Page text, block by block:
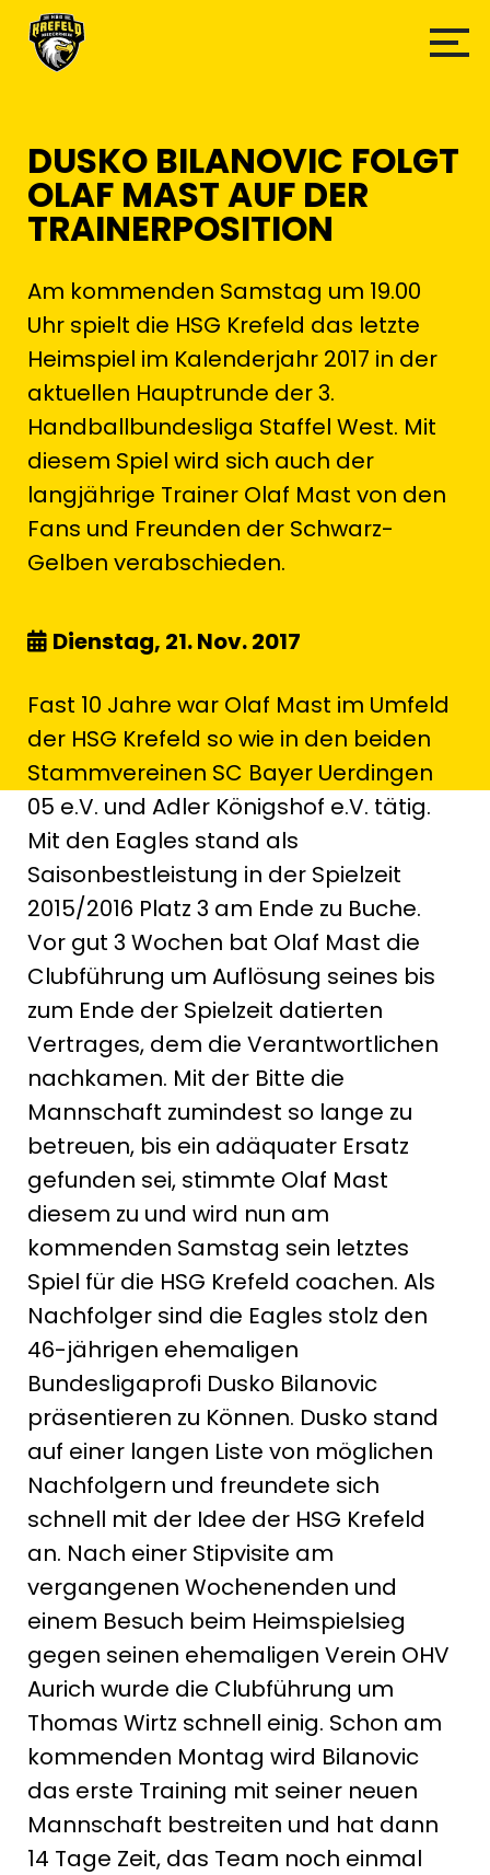
DUSKO BILANOVIC FOLGT
OLAF MAST AUF DER
TRAINERPOSITION
Am kommenden Samstag um 19.00
Uhr spielt die HSG Krefeld das letzte
Heimspiel im Kalenderjahr 2017 in der
aktuellen Hauptrunde der 3.
Handballbundesliga Staffel West. Mit
diesem Spiel wird sich auch der
langjährige Trainer Olaf Mast von den
Fans und Freunden der Schwarz-
Gelben verabschieden.
Dienstag, 21. Nov. 2017
Fast 10 Jahre war Olaf Mast im Umfeld
der HSG Krefeld so wie in den beiden
Stammvereinen SC Bayer Uerdingen
05 e.V. und Adler Königshof e.V. tätig.
Mit den Eagles stand als
Saisonbestleistung in der Spielzeit
2015/2016 Platz 3 am Ende zu Buche.
Vor gut 3 Wochen bat Olaf Mast die
Clubführung um Auflösung seines bis
zum Ende der Spielzeit datierten
Vertrages, dem die Verantwortlichen
nachkamen. Mit der Bitte die
Mannschaft zumindest so lange zu
betreuen, bis ein adäquater Ersatz
gefunden sei, stimmte Olaf Mast
diesem zu und wird nun am
kommenden Samstag sein letztes
Spiel für die HSG Krefeld coachen. Als
Nachfolger sind die Eagles stolz den
46-jährigen ehemaligen
Bundesligaprofi Dusko Bilanovic
präsentieren zu Können. Dusko stand
auf einer langen Liste von möglichen
Nachfolgern und freundete sich
schnell mit der Idee der HSG Krefeld
an. Nach einer Stipvisite am
vergangenen Wochenenden und
einem Besuch beim Heimspielsieg
gegen seinen ehemaligen Verein OHV
Aurich wurde die Clubführung um
Thomas Wirtz schnell einig. Schon am
kommenden Montag wird Bilanovic
das erste Training mit seiner neuen
Mannschaft bestreiten und hat dann
14 Tage Zeit, das Team noch einmal